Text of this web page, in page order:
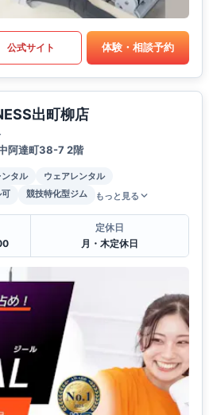
公式サイト 体験・相談予約
出町柳店
阿達町38-7 2階
タル
ウェアレンタル
可 競技特化型ジム もっと見る
定休日
月・木定休日